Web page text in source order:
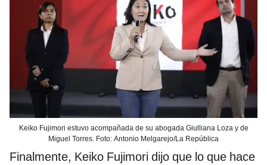
Keiko Fujimori estuvo acompañada de su abogada Giulliana Loza y de
Miguel Torres. Foto: Antonio Melgarejo/La República
Finalmente, Keiko Fujimori dijo que lo que hace